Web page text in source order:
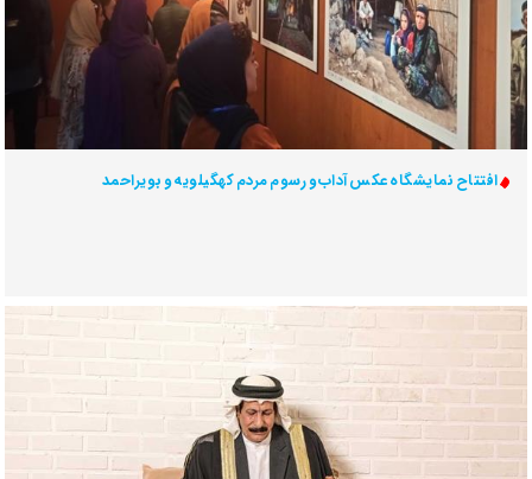
افتتاح نمایشگاه عکس آداب و رسوم مردم کهگیلویه و بویراحمد